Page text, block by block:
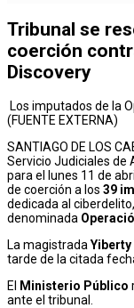
Tribunal se
coerción
Discovery
Los imputados de la
(FUENTE EXTERNA)
SANTIAGO DE LOS
Servicio Judiciales de
para el lunes 11 de
de coerción a los 39
dedicada al
denominada
La magistrada
tarde de la citada
El Ministerio Público
ante el tribunal.